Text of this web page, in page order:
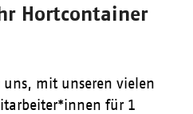
Hortcontainer
mit unseren vielen
für 1